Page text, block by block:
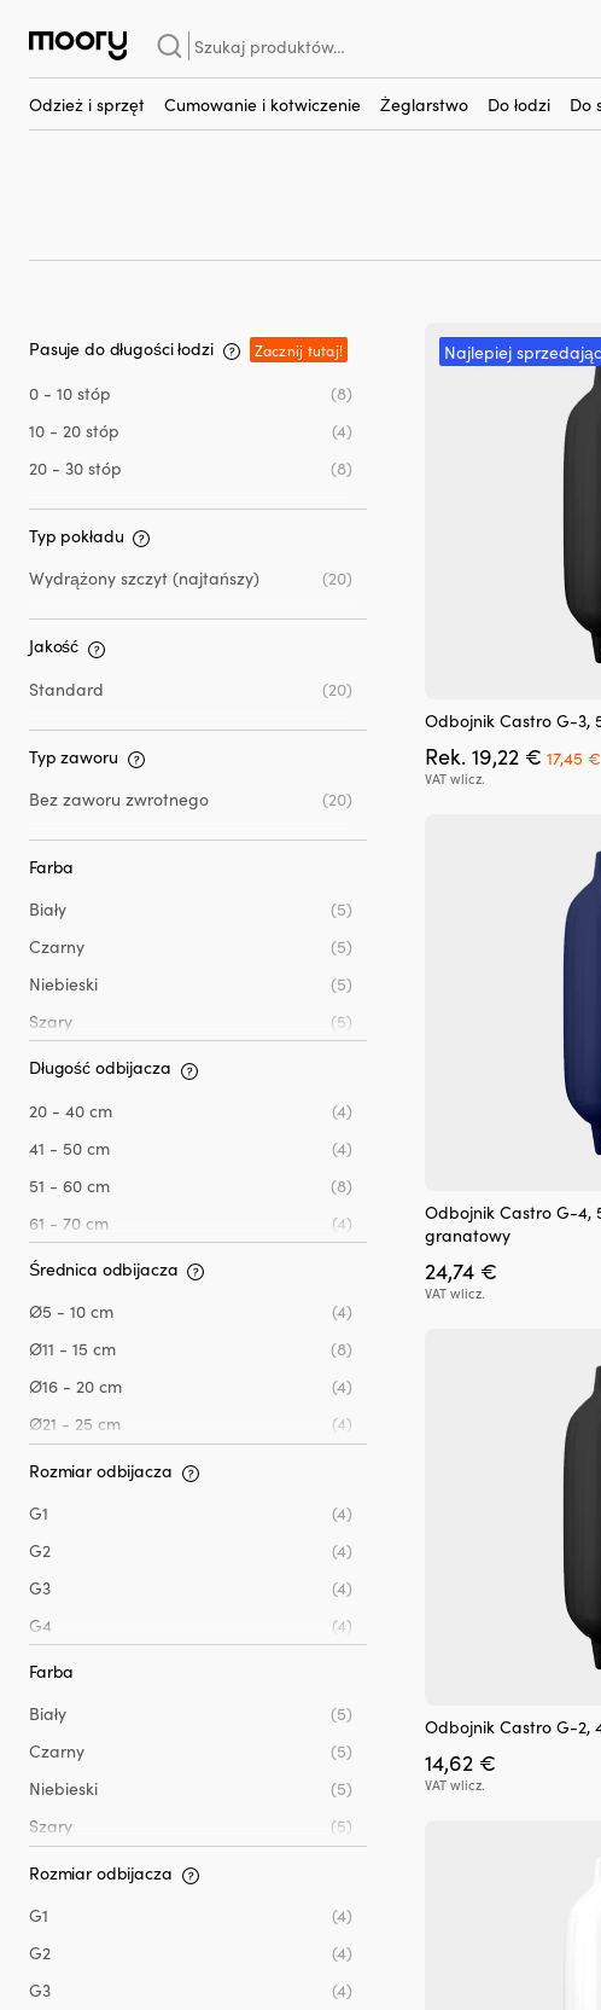
Szukaj:
Odzież i sprzęt Cumowanie i kotwiczenie Żeglarstwo Do łodzi Do
Castro G (20)
Pasuje do długości łodzi Zacznij tutaj!
0 - 10 stóp
(8)
10 - 20 stóp
(4)
20 - 30 stóp
(8)
Typ pokładu
Wydrążony szczyt (najtańszy)
(20)
Jakość
Standard
(20)
Typ zaworu
Bez zaworu zwrotnego
(20)
Farba
Biały
(5)
Czarny
(5)
Niebieski
(5)
Szary
(5)
Długość odbijacza
20 - 40 cm
(4)
41 - 50 cm
(4)
51 - 60 cm
(8)
61 - 70 cm
(4)
Średnica odbijacza
Ø5 - 10 cm
(4)
Ø11 - 15 cm
(8)
Ø16 - 20 cm
(4)
Ø21 - 25 cm
(4)
Rozmiar odbijacza
G1
(4)
G2
(4)
G3
(4)
G4
(4)
G5
Farba
Biały
(5)
Czarny
(5)
Niebieski
(5)
Szary
(5)
Rozmiar odbijacza
G1
(4)
G2
(4)
G3
(4)
Najlepiej
Odbojnik Castro G-3,
Rek. 19,22 €
cena
17,45 €
VAT wlicz.
Odbojnik Castro G-4,
granatowy
24,74 €
VAT wlicz.
Odbojnik Castro G-2,
14,62 €
VAT wlicz.